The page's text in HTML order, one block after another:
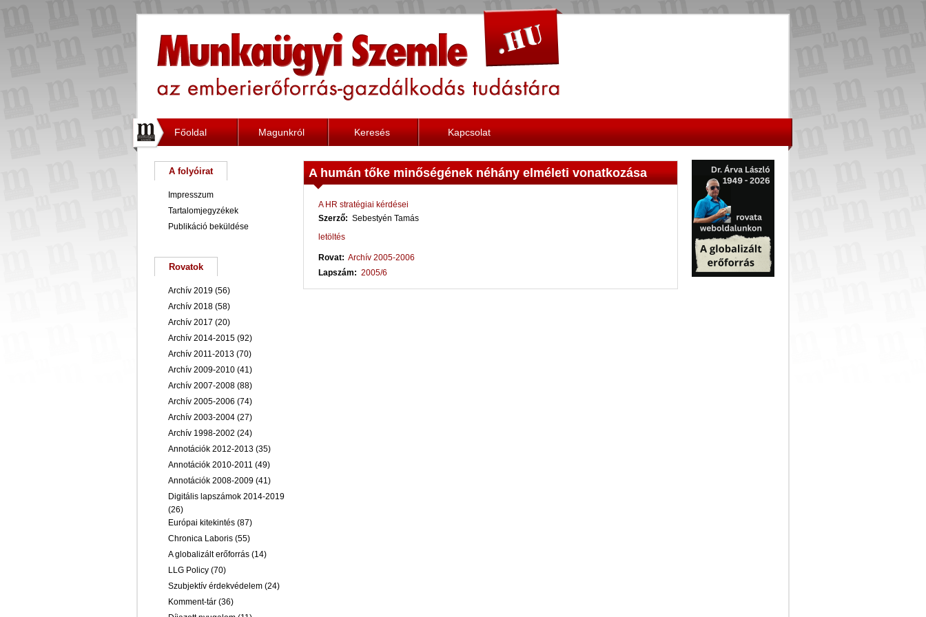
Főoldal Magunkról Keresés Kapcsolat
A humán tőke minőségének néhány elméleti vonatkozása
A HR stratégiai kérdései
Szerző: Sebestyén Tamás
letöltés
Rovat: Archív 2005-2006
Lapszám: 2005/6
A folyóirat
Impresszum
Tartalomjegyzékek
Publikáció beküldése
Rovatok
Archív 2019 (56)
Archív 2018 (58)
Archív 2017 (20)
Archív 2014-2015 (92)
Archív 2011-2013 (70)
Archív 2009-2010 (41)
Archív 2007-2008 (88)
Archív 2005-2006 (74)
Archív 2003-2004 (27)
Archív 1998-2002 (24)
Annotációk 2012-2013 (35)
Annotációk 2010-2011 (49)
Annotációk 2008-2009 (41)
Digitális lapszámok 2014-2019
(26)
Európai kitekintés (87)
Chronica Laboris (55)
A globalizált erőforrás (14)
LLG Policy (70)
Szubjektív érdekvédelem (24)
Komment-tár (36)